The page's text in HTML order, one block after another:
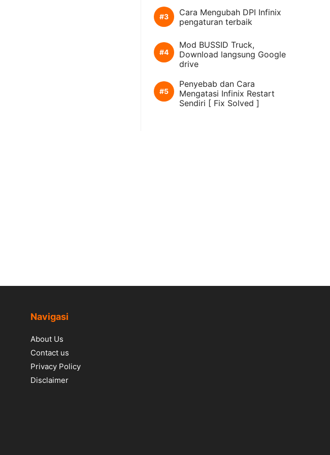
Cara Mengubah DPI Infinix
pengaturan terbaik
Mod BUSSID Truck,
Download langsung Google
drive
Penyebab dan Cara
Mengatasi Infinix Restart
Sendiri [ Fix Solved ]
Navigasi
About Us
Contact us
Privacy Policy
Disclaimer